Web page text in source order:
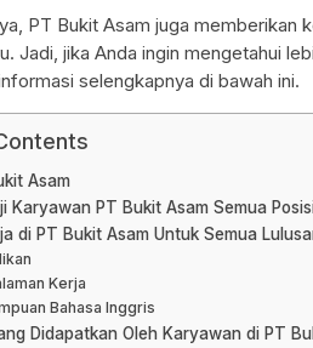
PT Bukit Asam juga memberikan
Jadi, jika Anda ingin mengetahui
selengkapnya di bawah ini.
Asam
Karyawan PT Bukit Asam Semua
di PT Bukit Asam Untuk Semua
Kerja
Bahasa Inggris
Didapatkan Oleh Karyawan di PT